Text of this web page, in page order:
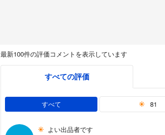
最新100件の評価コメントを表示しています
すべての評価
すべて 81
よい出品者です